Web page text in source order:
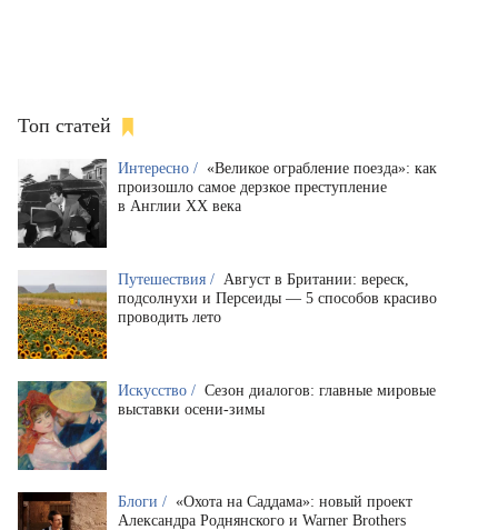
Топ статей
Интересно / «Великое ограбление поезда»: как
произошло самое дерзкое преступление
в Англии XX века
Путешествия / Август в Британии: вереск,
подсолнухи и Персеиды — 5 способов красиво
проводить лето
Искусство / Сезон диалогов: главные мировые
выставки осени-зимы
Блоги / «Охота на Саддама»: новый проект
Александра Роднянского и Warner Brothers